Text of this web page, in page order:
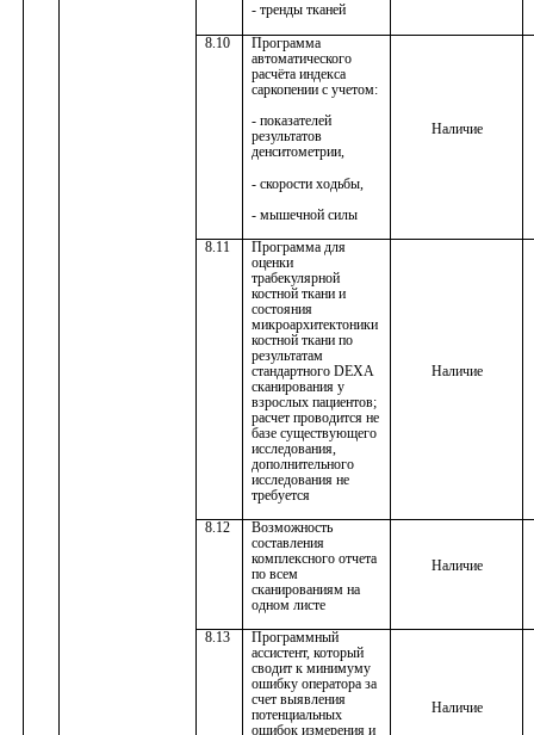
- тренды тканей
8.10
Программа
автоматического
расчёта индекса
саркопении с учетом:
- показателей
результатов
денситометрии,
- скорости ходьбы,
- мышечной силы
Наличие
8.11
Программа для
оценки
трабекулярной
костной ткани и
состояния
микроархитектоники
костной ткани по
результатам
стандартного DEXA
сканирования у
взрослых пациентов;
расчет проводится не
базе существующего
исследования,
дополнительного
исследования не
требуется
Наличие
8.12
Возможность
составления
комплексного отчета
по всем
сканированиям на
одном листе
Наличие
8.13
Программный
ассистент, который
сводит к минимуму
ошибку оператора за
счет выявления
потенциальных
ошибок измерения и
Наличие